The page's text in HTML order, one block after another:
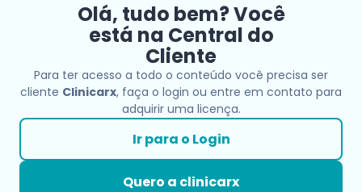
Olá, tudo bem? Você
está na Central do
Cliente
Para ter acesso a todo o conteúdo você precisa ser
cliente Clinicarx, faça o login ou entre em contato para
adquirir uma licença.
Ir para o Login
Quero a clinicarx